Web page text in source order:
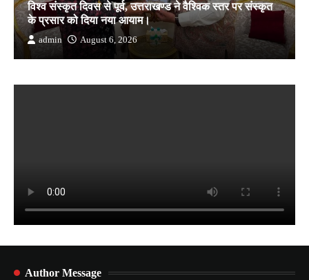
विश्व संस्कृत दिवस से पूर्व, उत्तराखण्ड ने वैश्विक स्तर पर संस्कृत
के प्रसार को दिया नया आयाम।
admin August 6, 2026
Author Message